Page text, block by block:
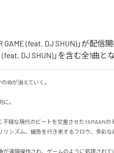
GAME (feat. DJ SHUN)」が配
DJ SHUN)」を含む全1曲と
命が消えていく。
。
穏な現代のビートを交差させたYAMAANの
リシズム、緩急を行き来するフロウ、多彩な
争が遠隔操作され、ゲームのように処理されて